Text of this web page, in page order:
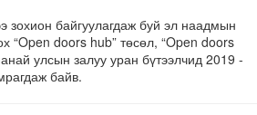
зохион байгуулагдаж буй эл наадмын
“Open doors hub” төсөл, “Open doors
улсын залуу уран бүтээлчид 2019 -
байв.